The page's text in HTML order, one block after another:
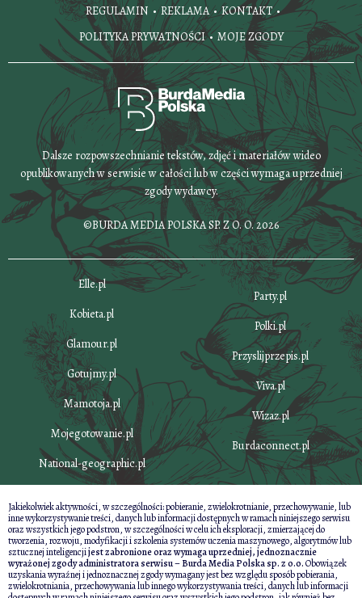
REGULAMIN REKLAMA
KONTAKT
POLITYKA PRYWATNOŚCI
MOJE ZGODY
Dalsze rozpowszechnianie tekstów, zdjęć i materiałów wideo
opublikowanych w serwisie w całości lub w części wymaga uprzedniej
zgody wydawcy.
©BURDA MEDIA POLSKA SP. Z O. O. 2026
Elle.pl
Kobieta.pl
Glamour.pl
Gotujmy.pl
Mamotoja.pl
Mojegotowanie.pl
National-geographic.pl
Party.pl
Polki.pl
Przyslijprzepis.pl
Viva.pl
Wizaz.pl
Burdaconnect.pl
Jakiekolwiek aktywności, w szczególności: pobieranie, zwielokrotnianie, przechowywanie, lub
inne wykorzystywanie treści, danych lub informacji dostępnych w ramach niniejszego serwisu
oraz wszystkich jego podstron, w szczególności w celu ich eksploracji, zmierzającej do
tworzenia, rozwoju, modyfikacji i szkolenia systemów uczenia maszynowego, algorytmów lub
sztucznej inteligencjijest zabronione oraz wymaga uprzedniej, jednoznacznie
wyrażonej zgody administratora serwisu – Burda Media Polska sp. z o.o.Obowiązek
uzyskania wyraźnej i jednoznacznej zgody wymagany jest bez względu sposób pobierania,
zwielokrotniania, przechowywania lub innego wykorzystywania treści, danych lub informacji